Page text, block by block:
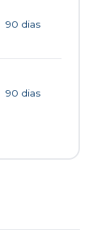
90 dias
90 dias